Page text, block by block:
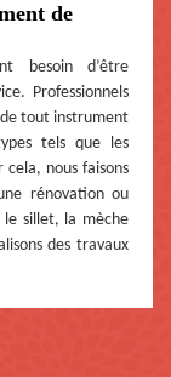
de
besoin d’être
Professionnels
tout instrument
tels que les
nous faisons
rénovation ou
le sillet, la mèche
des travaux